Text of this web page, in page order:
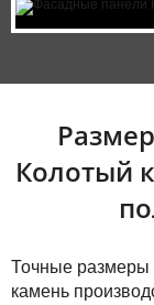
Колотый
Точные размеры
камень